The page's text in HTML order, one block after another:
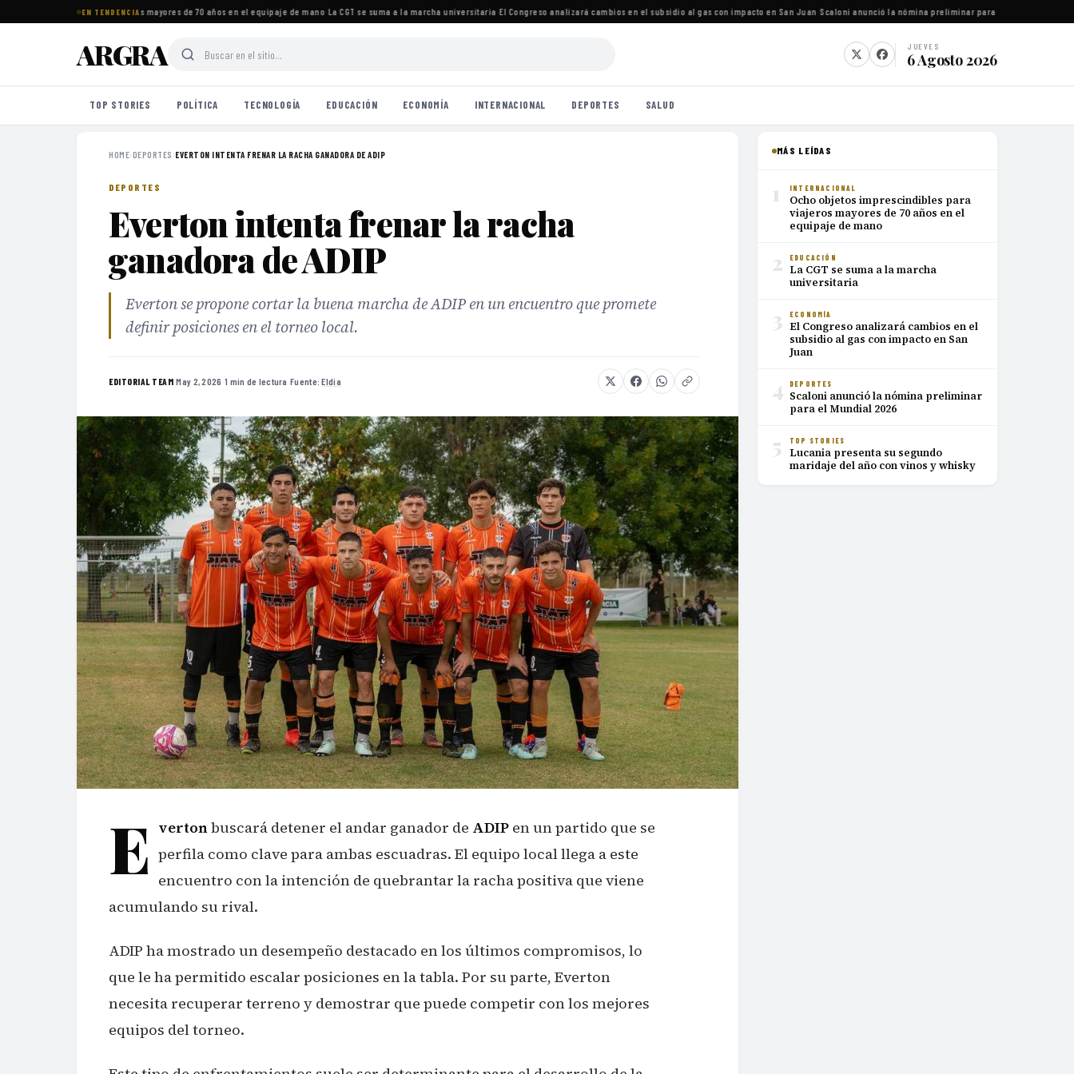
EN TENDENCIA
imprescindibles para viajeros mayores de 70 años en el equipaje de mano·La CGT se suma a la marcha universitaria·El Congreso analizará cambios en el subsidio al gas con impacto en San Juan·Scaloni anunció la nómina preliminar para el Mundial 2026
ARGRA JUEVES
6 Agosto 2026
TOP STORIES POLÍTICA TECNOLOGÍA EDUCACIÓN ECONOMÍA INTERNACIONAL DEPORTES SALUD
HOME›DEPORTES ›EVERTON INTENTA FRENAR LA RACHA GANADORA DE ADIP
DEPORTES
Everton intenta frenar la racha
ganadora de ADIP
Everton se propone cortar la buena marcha de ADIP en un encuentro que promete
definir posiciones en el torneo local.
EDITORIAL TEAM·May 2, 2026 ·1 min de lectura ·Fuente:Eldia
E vertonbuscará detener el andar ganador de ADIP en un partido que se
perfila como clave para ambas escuadras. El equipo local llega a este
encuentro con la intención de quebrantar la racha positiva que viene
acumulando su rival.
ADIP ha mostrado un desempeño destacado en los últimos compromisos, lo
que le ha permitido escalar posiciones en la tabla. Por su parte, Everton
necesita recuperar terreno y demostrar que puede competir con los mejores
equipos del torneo.
MÁS LEÍDAS
1 INTERNACIONAL
Ocho objetos imprescindibles para
viajeros mayores de 70 años en el
equipaje de mano
2 EDUCACIÓN
La CGT se suma a la marcha
universitaria
3 ECONOMÍA
El Congreso analizará cambios en el
subsidio al gas con impacto en San
Juan
4 DEPORTES
Scaloni anunció la nómina preliminar
para el Mundial 2026
5 TOP STORIES
Lucania presenta su segundo
maridaje del año con vinos y whisky